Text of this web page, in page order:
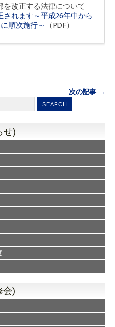
を改正する法律について
されます～平成26年中から
順次施行～
（PDF）
次の記事 →
せ)
会)